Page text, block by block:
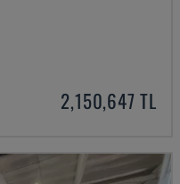
2,150,647 TL